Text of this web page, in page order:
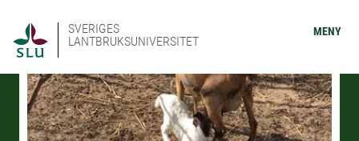
SVERIGES
LANTBRUKSUNIVERSITET
MENY